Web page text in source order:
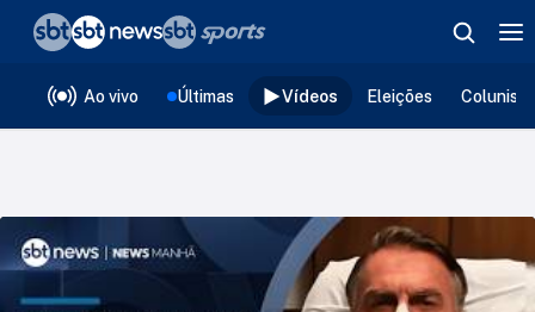
Ao vivo Últimas Vídeos Eleições
❮voltar
Editorias